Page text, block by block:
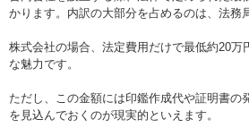
かります。内訳の大部分を占めるのは、法務
株式会社の場合、法定費用だけで最低約20
な魅力です。
ただし、この金額には印鑑作成代や証明書
を見込んでおくのが現実的といえます。